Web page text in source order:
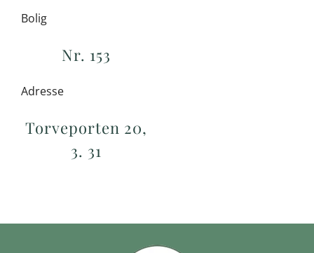
Bolig
Nr. 153
Adresse
Torveporten 20,
3. 31